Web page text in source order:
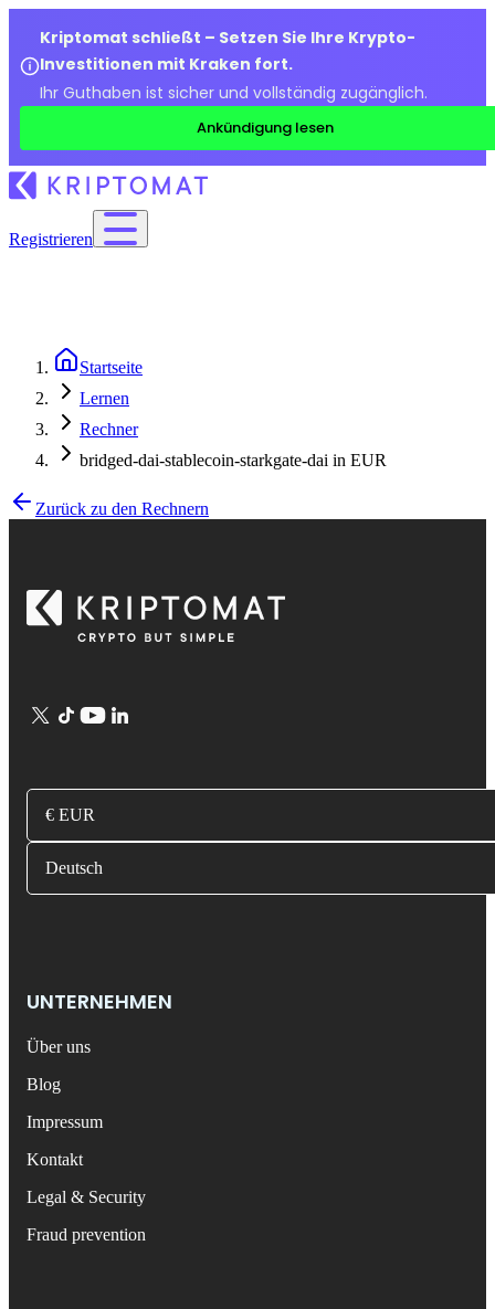
Kriptomat schließt – Setzen Sie Ihre Krypto-
Investitionen mit Kraken fort.
Ihr Guthaben ist sicher und vollständig zugänglich.
Ankündigung lesen
Registrieren
Startseite
Lernen
Rechner
bridged-dai-stablecoin-starkgate-dai in EUR
Zurück zu den Rechnern
€ EUR
Deutsch
UNTERNEHMEN
Über uns
Blog
Impressum
Kontakt
Legal & Security
Fraud prevention